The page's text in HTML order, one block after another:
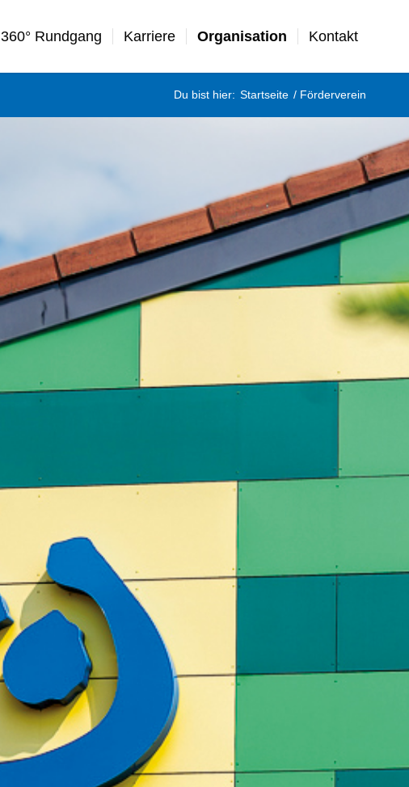
360° Rundgang Karriere Organisation Kontakt
Du bist hier: Startseite / Förderverein